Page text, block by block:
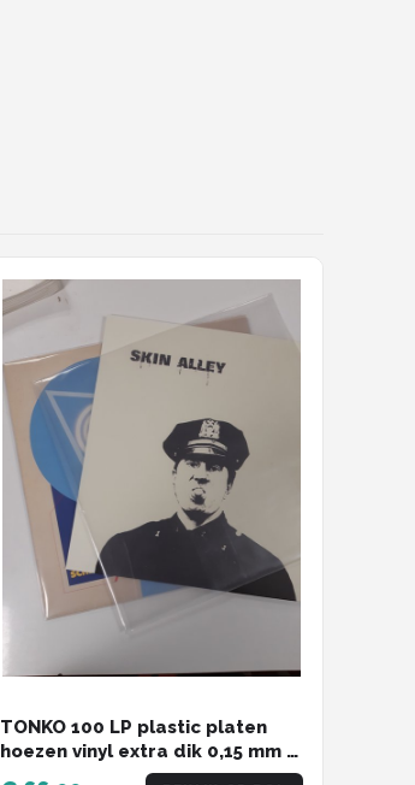
TONKO 100 LP plastic platen
hoezen vinyl extra dik 0,15 mm -
Premium - 150 micron - Lp